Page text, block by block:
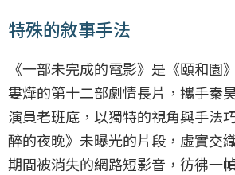
特殊的敘事手法
《一部未完成的電影》是《頤和園
婁燁的第十二部劇情長片，攜手秦
演員老班底，以獨特的視角與手法
醉的夜晚》未曝光的片段，虛實交
期間被消失的網路短影音，彷彿一